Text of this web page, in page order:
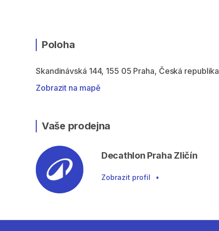
Poloha
Skandinávská 144, 155 05 Praha, Česká republika
Zobrazit na mapě
Vaše prodejna
Decathlon Praha Zličín
Zobrazit profil •